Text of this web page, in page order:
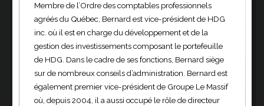
Membre de l’Ordre des comptables professionnels
agréés du Québec, Bernard est vice-président de HDG
inc. où il est en charge du développement et de la
gestion des investissements composant le portefeuille
de HDG. Dans le cadre de ses fonctions, Bernard siège
sur de nombreux conseils d’administration. Bernard est
également premier vice-président de Groupe Le Massif
où, depuis 2004, il a aussi occupé le rôle de directeur